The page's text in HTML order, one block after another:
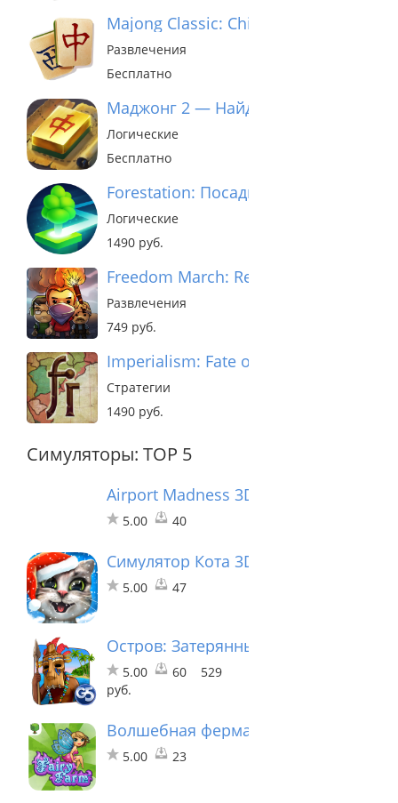
Majong Classic: Chinese Tiles
Развлечения
Бесплатно
Маджонг 2 — Найди пары
Логические
Бесплатно
Forestation: Посади Лес
Логические
1490 руб.
Freedom March: Rebel Leader
Развлечения
749 руб.
Imperialism: Fate of India
Стратегии
1490 руб.
Симуляторы: TOP 5
Airport Madness 3D - Volume 2
5.00 40
Симулятор Кота 3D - Мои
5.00 47
Остров: Затерянные в океане 2®
5.00 60
529
руб.
Волшебная ферма
5.00 23